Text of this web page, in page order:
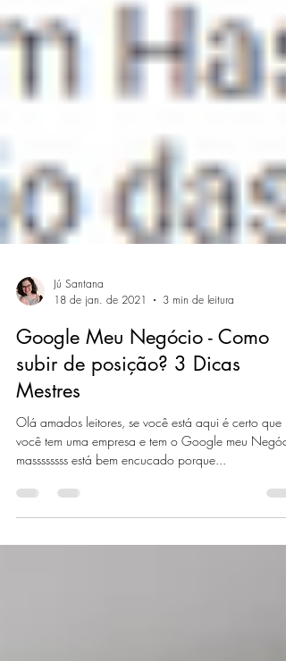
18 de jan. de 2021
3 min de leitura
Google Meu Negócio - Como
subir de posição? 3 Dicas
Mestres
Olá amados leitores, se você está aqui é certo que
massssssss está bem encucado porque...